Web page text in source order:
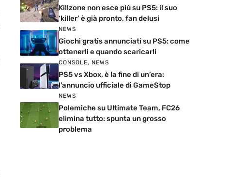
Killzone non esce più su PS5: il suo
‘killer’ è già pronto, fan delusi
NEWS
Giochi gratis annunciati su PS5: come
ottenerli e quando scaricarli
CONSOLE, NEWS
PS5 vs Xbox, è la fine di un’era:
l’annuncio ufficiale di GameStop
NEWS
Polemiche su Ultimate Team, FC26
elimina tutto: spunta un grosso
problema